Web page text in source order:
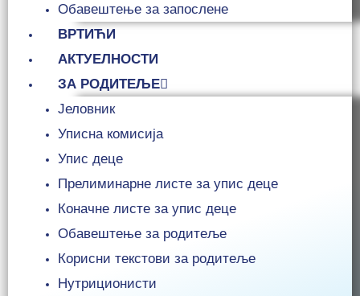
Обавештење за запослене
ВРТИЋИ
АКТУЕЛНОСТИ
ЗА РОДИТЕЉЕ
Јеловник
Уписна комисија
Упис деце
Прелиминарне листе за упис деце
Коначне листе за упис деце
Обавештење за родитеље
Корисни текстови за родитеље
Нутриционисти